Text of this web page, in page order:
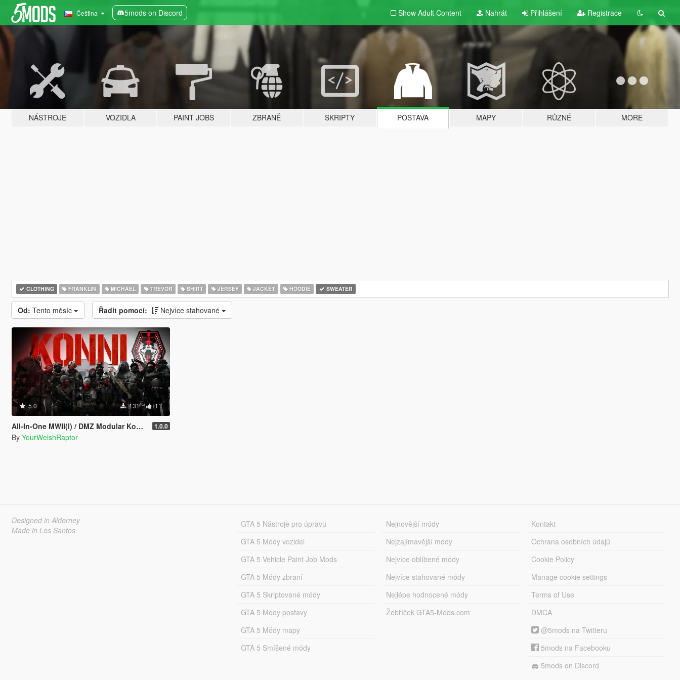
Čeština 5mods on Discord Show Adult Content Nahrát Přihlášení Registrace
NÁSTROJE VOZIDLA PAINT JOBS ZBRANĚ SKRIPTY POSTAVA MAPY RŮZNÉ MORE
CLOTHING FRANKLIN MICHAEL TREVOR SHIRT JERSEY JACKET HOODIE SWEATER
Od: Tento měsíc Řadit pomocí: Nejvíce stahované
5.0 131 11
All-In-One MWII(I) / DMZ Modular Konni Group Pack [Add-On Ped & MP Male] 1.0.0
By YourWelshRaptor
Designed in Alderney
Made in Los Santos
GTA 5 Nástroje pro úpravu
GTA 5 Módy vozidel
GTA 5 Vehicle Paint Job Mods
GTA 5 Módy zbraní
GTA 5 Skriptované módy
GTA 5 Módy postavy
GTA 5 Módy mapy
GTA 5 Smíšené módy
Nejnovější módy
Nejzajímavější módy
Nejvíce oblíbené módy
Nejvíce stahované módy
Nejlépe hodnocené módy
Žebříček GTA5-Mods.com
Kontakt
Ochrana osobních údajů
Cookie Policy
Manage cookie settings
Terms of Use
DMCA
@5mods na Twitteru
5mods na Facebooku
5mods on Discord